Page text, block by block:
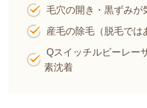
毛穴の開き・黒ずみが
産毛の除毛（脱毛では
Qスイッチルビーレー
素沈着